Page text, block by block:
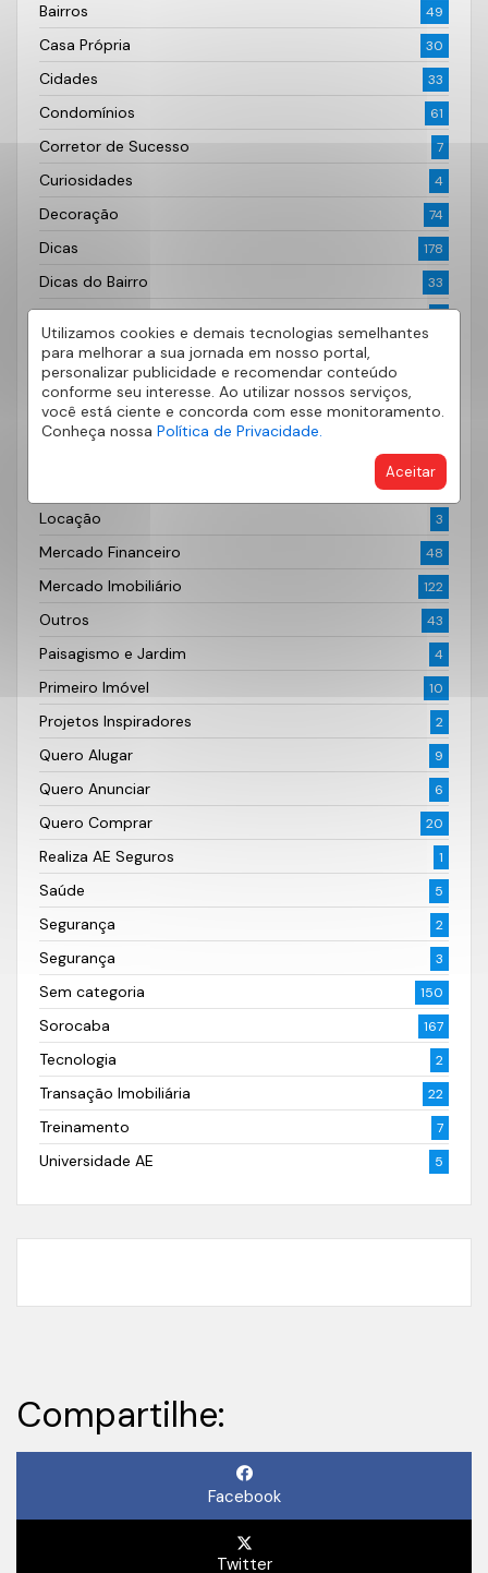
Utilizamos cookies e demais tecnologias semelhantes
para melhorar a sua jornada em nosso portal,
personalizar publicidade e recomendar conteúdo
conforme seu interesse. Ao utilizar nossos serviços,
você está ciente e concorda com esse monitoramento.
Conheça nossa Política de Privacidade.
Aceitar
Bairros 49
Casa Própria 30
Cidades 33
Condomínios 61
Corretor de Sucesso 7
Curiosidades 4
Decoração 74
Dicas 178
Dicas do Bairro 33
Documentação Imobiliária
Fotografia
Imóveis
Imóveis à venda 29
14
52
Locação 3
Mercado Financeiro 48
Mercado Imobiliário 122
Outros 43
Paisagismo e Jardim 4
Primeiro Imóvel 10
Projetos Inspiradores 2
Quero Alugar 9
Quero Anunciar 6
Quero Comprar 20
Realiza AE Seguros 1
Saúde 5
Segurança 2
Segurança 3
Sem categoria 150
Sorocaba 167
Tecnologia 2
Transação Imobiliária 22
Treinamento 7
Universidade AE 5
Compartilhe:
Facebook
Twitter